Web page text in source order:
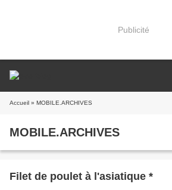
Publicité
Accueil » MOBILE.ARCHIVES
MOBILE.ARCHIVES
Filet de poulet à l'asiatique *